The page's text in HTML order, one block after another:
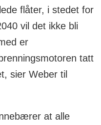
flåter, i stedet for
vil det ikke bli
er
tatt
sier Weber til
at alle